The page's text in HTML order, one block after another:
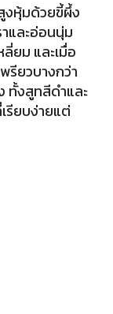
งหุ้มด้วยขี้ผึ้ง
และอ่อนนุ่ม
ยม และเมื่อ
รียวบางกว่า
ทั้งสูทสีดำและ
รียบง่ายแต่